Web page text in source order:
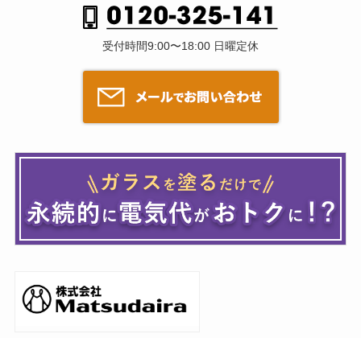
受付時間9:00〜18:00 日曜定休